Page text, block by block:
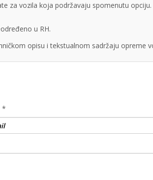
za vozila koja podržavaju spomenutu opciju.
u RH.
opisu i tekstualnom sadržaju opreme
*